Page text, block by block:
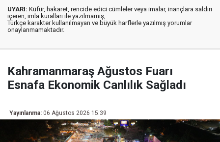
UYARI: Küfür, hakaret, rencide edici cümleler veya imalar, inançlara saldırı
içeren, imla kuralları ile yazılmamış,
Türkçe karakter kullanılmayan ve büyük harflerle yazılmış yorumlar
onaylanmamaktadır.
Kahramanmaraş Ağustos Fuarı
Esnafa Ekonomik Canlılık Sağladı
Yayınlanma: 06 Ağustos 2026 15:39